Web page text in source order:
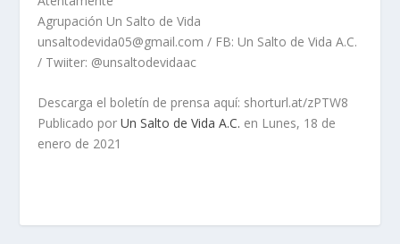
Agrupación Un Salto de Vida
unsaltodevida05@gmail.com / FB: Un Salto de Vida A.C.
/ Twiiter: @unsaltodevidaac
Descarga el boletín de prensa aquí: shorturl.at/zPTW8
Publicado porUn Salto de Vida A.C. en Lunes, 18 de
enero de 2021